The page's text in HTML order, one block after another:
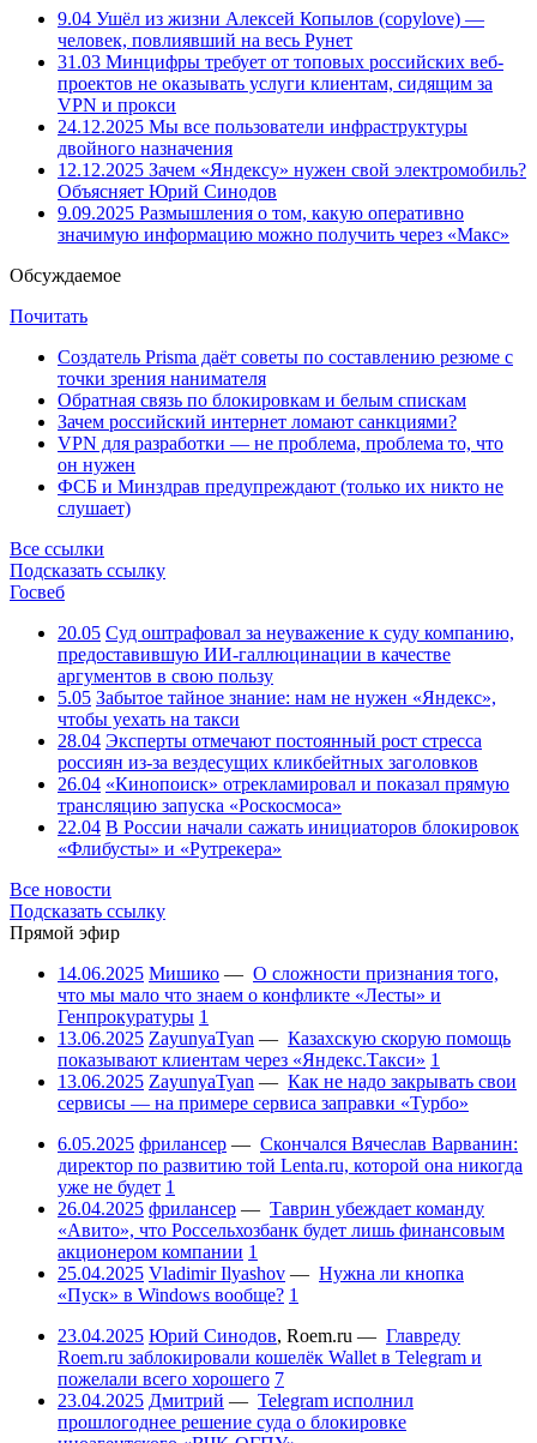
9.04 Ушёл из жизни Алексей Копылов (copylove) —
человек, повлиявший на весь Рунет
31.03 Минцифры требует от топовых российских веб-
проектов не оказывать услуги клиентам, сидящим за
VPN и прокси
24.12.2025 Мы все пользователи инфраструктуры
двойного назначения
12.12.2025 Зачем «Яндексу» нужен свой электромобиль?
Объясняет Юрий Синодов
9.09.2025 Размышления о том, какую оперативно
значимую информацию можно получить через «Макс»
Обсуждаемое
Почитать
Создатель Prisma даёт советы по составлению резюме с
точки зрения нанимателя
Обратная связь по блокировкам и белым спискам
Зачем российский интернет ломают санкциями?
VPN для разработки — не проблема, проблема то, что
он нужен
ФСБ и Минздрав предупреждают (только их никто не
слушает)
Все ссылки
Подсказать ссылку
Госвеб
20.05 Суд оштрафовал за неуважение к суду компанию,
предоставившую ИИ-галлюцинации в качестве
аргументов в свою пользу
5.05 Забытое тайное знание: нам не нужен «Яндекс»,
чтобы уехать на такси
28.04 Эксперты отмечают постоянный рост стресса
россиян из-за вездесущих кликбейтных заголовков
26.04 «Кинопоиск» отрекламировал и показал прямую
трансляцию запуска «Роскосмоса»
22.04 В России начали сажать инициаторов блокировок
«Флибусты» и «Рутрекера»
Все новости
Подсказать ссылку
Прямой эфир
14.06.2025 Мишико — О сложности признания того,
что мы мало что знаем о конфликте «Лесты» и
Генпрокуратуры 1
13.06.2025 ZayunyaTyan — Казахскую скорую помощь
показывают клиентам через «Яндекс.Такси» 1
13.06.2025 ZayunyaTyan — Как не надо закрывать свои
сервисы — на примере сервиса заправки «Турбо»
6.05.2025 фрилансер — Скончался Вячеслав Варванин:
директор по развитию той Lenta.ru, которой она никогда
уже не будет 1
26.04.2025 фрилансер — Таврин убеждает команду
«Авито», что Россельхозбанк будет лишь финансовым
акционером компании 1
25.04.2025 Vladimir Ilyashov — Нужна ли кнопка
«Пуск» в Windows вообще? 1
23.04.2025 Юрий Синодов, Roem.ru — Главреду
Roem.ru заблокировали кошелёк Wallet в Telegram и
пожелали всего хорошего 7
23.04.2025 Дмитрий — Telegram исполнил
прошлогоднее решение суда о блокировке